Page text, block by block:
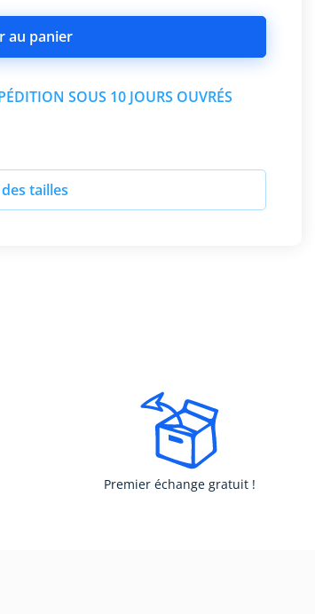
au panier
SOUS 10 JOURS OUVRÉS
tailles
Premier échange gratuit !